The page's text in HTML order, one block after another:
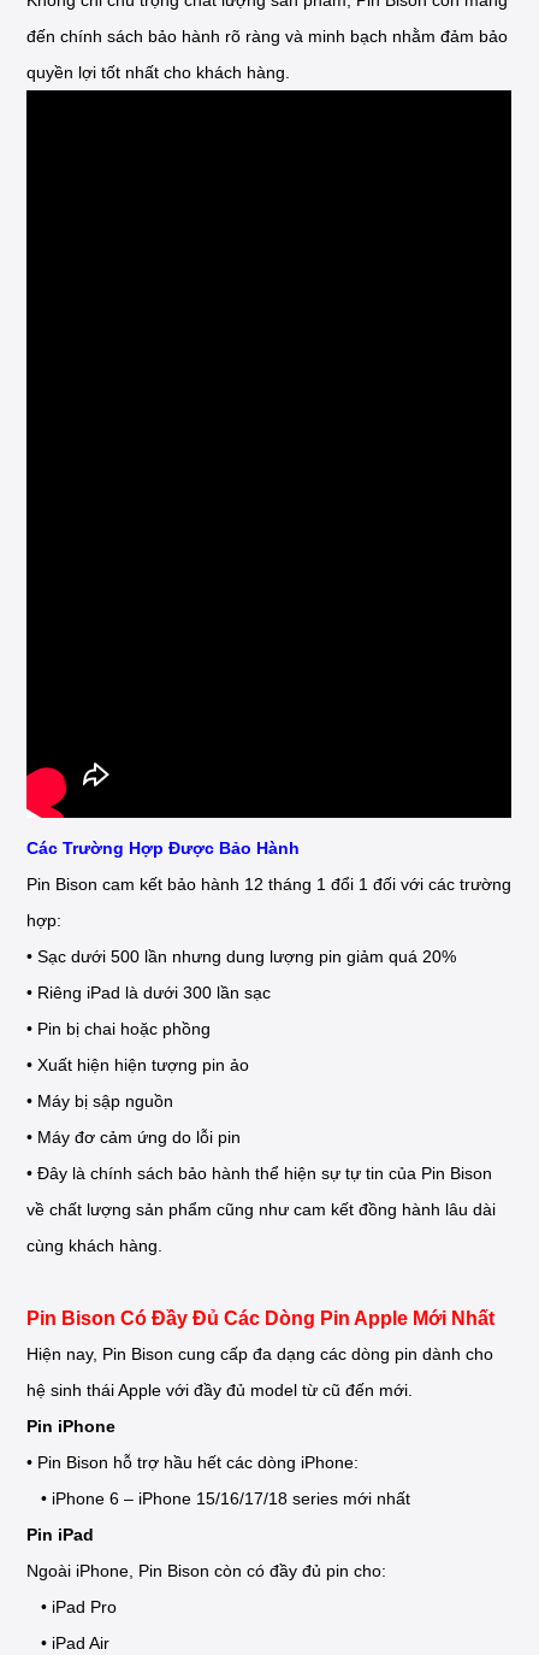
đến chính sách bảo hành rõ ràng và minh bạch nhằm đảm bảo
quyền lợi tốt nhất cho khách hàng.
Các Trường Hợp Được Bảo Hành
Pin Bison cam kết bảo hành 12 tháng 1 đổi 1 đối với các trường
hợp:
• Sạc dưới 500 lần nhưng dung lượng pin giảm quá 20%
• Riêng iPad là dưới 300 lần sạc
• Pin bị chai hoặc phồng
• Xuất hiện hiện tượng pin ảo
• Máy bị sập nguồn
• Máy đơ cảm ứng do lỗi pin
• Đây là chính sách bảo hành thể hiện sự tự tin của Pin Bison
về chất lượng sản phẩm cũng như cam kết đồng hành lâu dài
cùng khách hàng.
Pin Bison Có Đầy Đủ Các Dòng Pin Apple Mới Nhất
Hiện nay, Pin Bison cung cấp đa dạng các dòng pin dành cho
hệ sinh thái Apple với đầy đủ model từ cũ đến mới.
Pin iPhone
• Pin Bison hỗ trợ hầu hết các dòng iPhone:
• iPhone 6 – iPhone 15/16/17/18 series mới nhất
Pin iPad
Ngoài iPhone, Pin Bison còn có đầy đủ pin cho:
• iPad Pro
• iPad Air